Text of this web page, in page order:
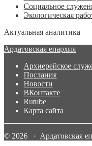
Социальное
Экологическая
Актуальная аналитика
Ардатовская епархия
Архиерейское
Послания
Новости
ВКонтакте
Rutube
Карта сайта
© 2026 · Ардатовская